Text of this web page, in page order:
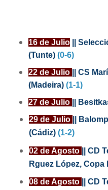
16 de Julio ||
(Tunte) (0-6)
22 de Julio ||CS
(Madeira)(1-1)
27 de Julio
29 de Julio
(Cádiz) (1-2)
02 de Agosto
CD
Rguez López, Copa
08 de Agosto
CD